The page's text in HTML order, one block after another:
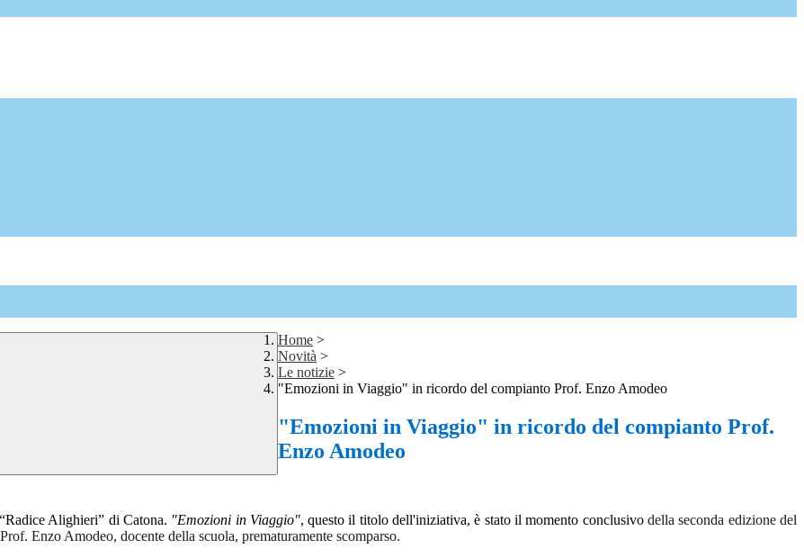
Home >
Novità >
Le notizie >
"Emozioni in Viaggio" in ricordo del compianto Prof. Enzo Amodeo
"Emozioni in Viaggio" in ricordo del compianto Prof.
Enzo Amodeo
Alighieri” di Catona. "Emozioni in Viaggio", questo il titolo dell'iniziativa, è stato il momento conclusivodella seconda edizione del
Enzo Amodeo, docente della scuola, prematuramente scomparso.